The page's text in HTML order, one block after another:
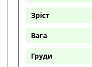
Зріст
Вага
Груди